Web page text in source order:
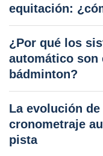
equitación:
¿Por qué los
automático son
bádminton?
La evolución
cronometraje
pista